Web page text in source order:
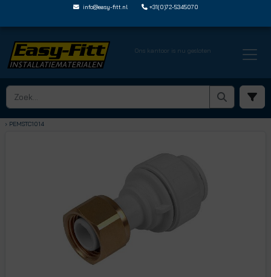
info@easy-fitt.nl +31(0)72-5345070
Ons kantoor is nu gesloten
HOME › JOHN GUEST SPEEDFIT › SCHROEFBUSSEN INSTEEK X BINNENDRAAD
› PEMSTC1014